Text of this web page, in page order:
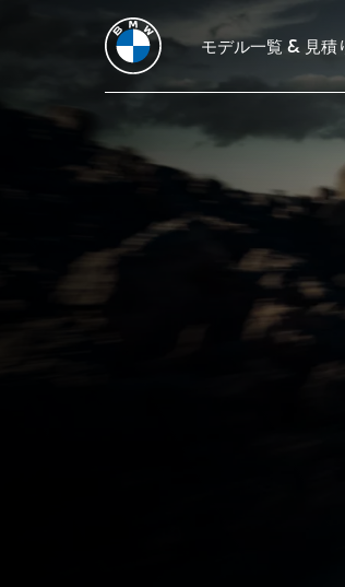
モデル一覧 & 見積
デザイン ドライビング・ダイナ